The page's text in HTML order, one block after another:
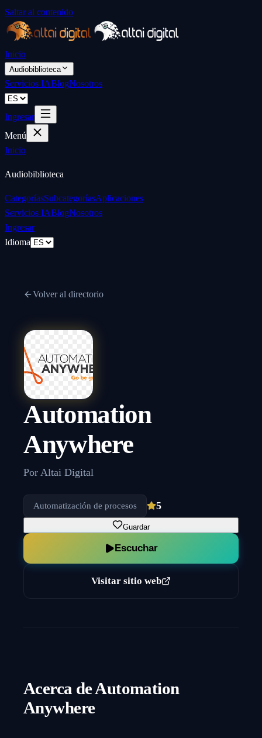
Saltar al contenido
Inicio
Audiobiblioteca
Servicios IABlogNosotros
Ingresar
Menú
Inicio
Audiobiblioteca
CategoríasSubcategoríasAplicaciones
Servicios IABlogNosotros
Ingresar
Idioma
Volver al directorio
Automation
Anywhere
Por Altai Digital
Automatización de procesos 5
Guardar
Escuchar
Visitar sitio web
Acerca deAutomation
Anywhere